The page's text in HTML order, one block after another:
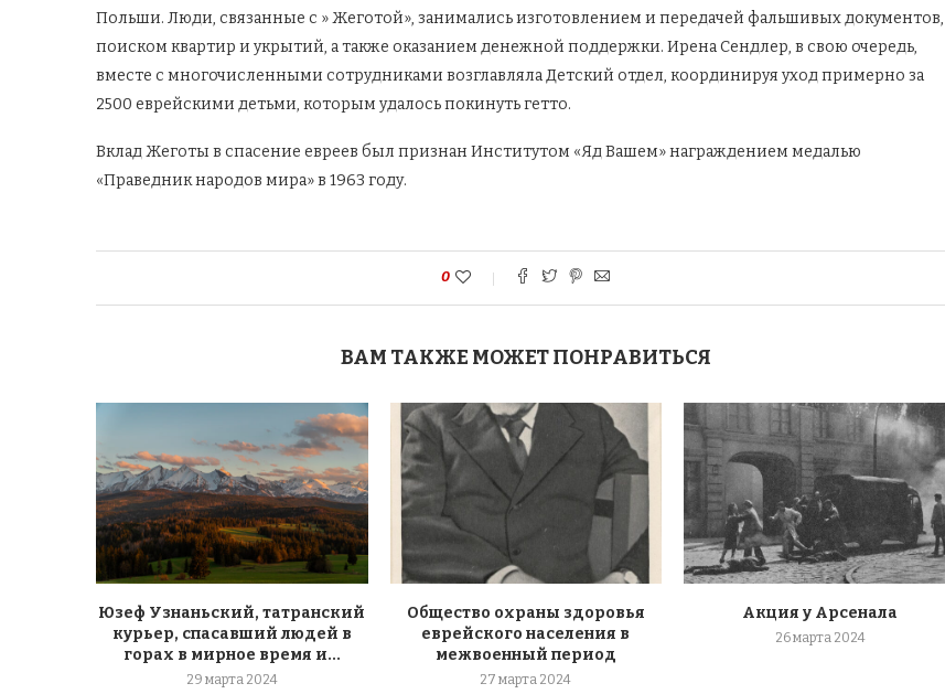
Польши. Люди, связанные с » Жеготой», занимались изготовлением и передачей фальшивых документов,
поиском квартир и укрытий, а также оказанием денежной поддержки. Ирена Сендлер, в свою очередь,
вместе с многочисленными сотрудниками возглавляла Детский отдел, координируя уход примерно за
2500 еврейскими детьми, которым удалось покинуть гетто.
Вклад Жеготы в спасение евреев был признан Институтом «Яд Вашем» награждением медалью
«Праведник народов мира» в 1963 году.
0
ВАМ ТАКЖЕ МОЖЕТ ПОНРАВИТЬСЯ
Юзеф Узнаньский, татранский
курьер, спасавший людей в
горах в мирное время и...
29 марта 2024
Общество охраны здоровья
еврейского населения в
межвоенный период
27 марта 2024
Акция у Арсенала
26 марта 2024